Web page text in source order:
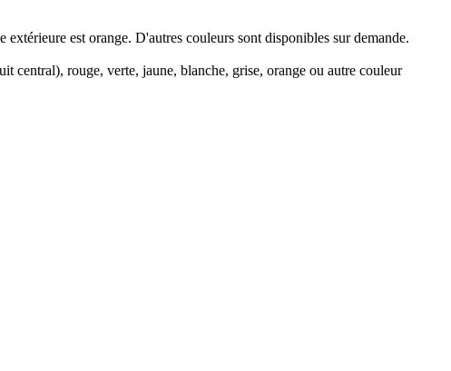
extérieure est orange. D'autres couleurs sont disponibles sur demande.
rouge, verte, jaune, blanche, grise, orange ou autre couleur